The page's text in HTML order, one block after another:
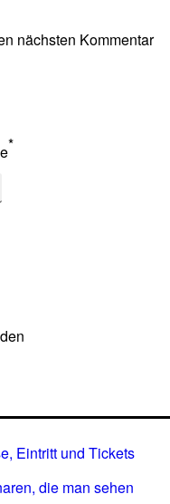
nächsten Kommentar
*
Eintritt und Tickets
die man sehen